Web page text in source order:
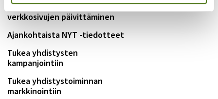
Epilepsiayhdistysten
verkkosivujen päivittäminen
Ajankohtaista NYT -tiedotteet
Tukea yhdistysten
kampanjointiin
Tukea yhdistystoiminnan
markkinointiin